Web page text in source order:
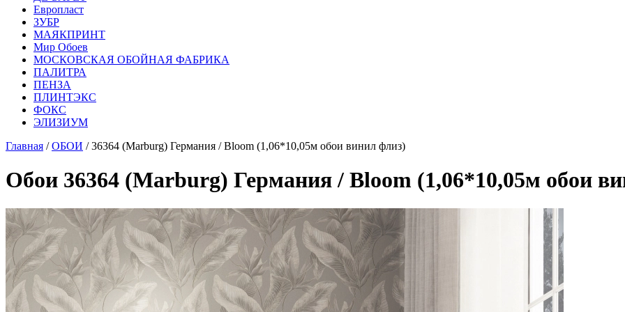
Европласт
ЗУБР
МАЯКПРИНТ
Мир Обоев
МОСКОВСКАЯ ОБОЙНАЯ ФАБРИКА
ПАЛИТРА
ПЕНЗА
ПЛИНТЭКС
ФОКС
ЭЛИЗИУМ
Главная /ОБОИ / 36364 (Marburg) Германия / Bloom (1,06*10,05м обои винил флиз)
Обои 36364 (Marburg) Германия / Bloom (1,06*10,05м обои